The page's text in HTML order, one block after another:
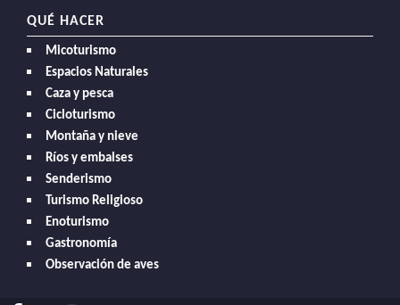
QUÉ HACER
Micoturismo
Espacios Naturales
Caza y pesca
Cicloturismo
Montaña y nieve
Ríos y embalses
Senderismo
Turismo Religioso
Enoturismo
Gastronomía
Observación de aves